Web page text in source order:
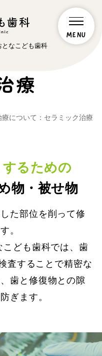
なこども歯科
療
療について：セラミック治療
るための
物・被せ物
た部位を削って修
。
ども歯科では、歯
査することで精密な
歯と修復物との隙
ぎます。